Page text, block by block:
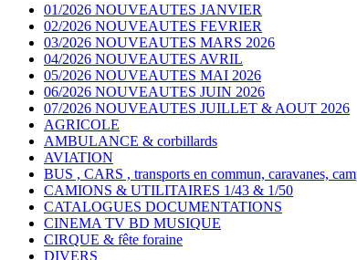
01/2026 NOUVEAUTES JANVIER
02/2026 NOUVEAUTES FEVRIER
03/2026 NOUVEAUTES MARS 2026
04/2026 NOUVEAUTES AVRIL
05/2026 NOUVEAUTES MAI 2026
06/2026 NOUVEAUTES JUIN 2026
07/2026 NOUVEAUTES JUILLET & AOUT 2026
AGRICOLE
AMBULANCE & corbillards
AVIATION
BUS , CARS , transports en commun, caravanes,
CAMIONS & UTILITAIRES 1/43 & 1/50
CATALOGUES DOCUMENTATIONS
CINEMA TV BD MUSIQUE
CIRQUE & fête foraine
DIVERS